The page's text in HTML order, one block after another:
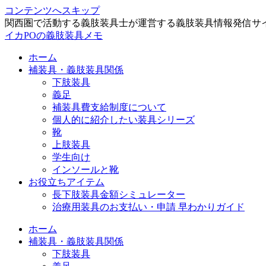
コンテンツへスキップ
関西圏で活動する義肢装具士が運営する義肢装具情報発信サ
イカPOの義肢装具メモ
ホーム
補装具・義肢装具関係
下肢装具
義足
補装具費支給制度について
個人的に紹介したい装具シリーズ
靴
上肢装具
学生向け
インソールと靴
お役立ちアイテム
長下肢装具金額シミュレーター
治療用装具のお支払い・申請 早わかりガイド
ホーム
補装具・義肢装具関係
下肢装具